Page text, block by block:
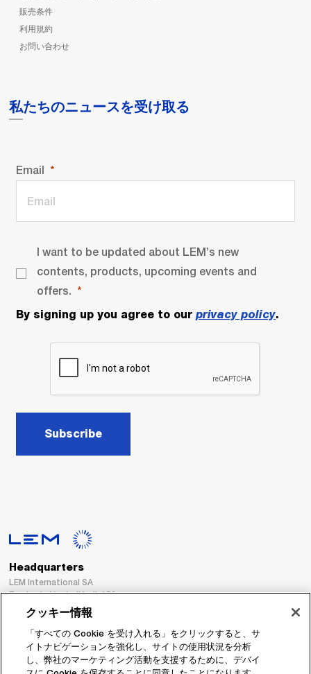
販売条件
利用規約
お問い合わせ
私たちのニュースを受け取る
Email
I want to be updated about LEM’s new
contents, products, upcoming events and
offers.
By signing up you agree to our privacy policy.
Subscribe
Headquarters
LEM International SA
Route du Nant-d’Avril, 152
1217 Meyrin
Switzerland
Tel. :
+41 22 706 11 11
Fax : +41 22 794 94 78
クッキー情報
「すべての Cookie を受け入れる」をクリックすると、サ
イトナビゲーションを強化し、サイトの使用状況を分析
し、弊社のマーケティング活動を支援するために、デバイ